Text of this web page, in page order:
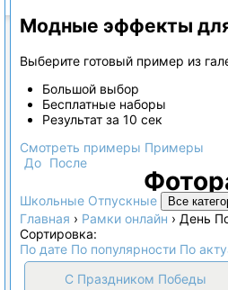
Модные эффекты
Выберите готовый пример из
Большой выбор
Бесплатные наборы
Результат за 10 сек
Смотреть примеры Примеры
До После
Школьные Отпускные Все
Главная › Рамки онлайн › День
Сортировка:
По дате По популярности По
С Праздником Победы